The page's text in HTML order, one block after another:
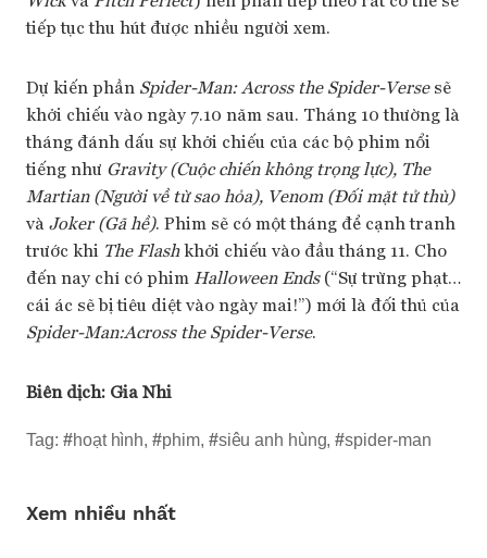
tiếp tục thu hút được nhiều người xem.
Dự kiến phần Spider-Man: Across the Spider-Versesẽ
khởi chiếu vào ngày 7.10 năm sau. Tháng 10 thường là
tháng đánh dấu sự khởi chiếu của các bộ phim nổi
tiếng như Gravity (Cuộc chiến không trọng lực), The
Martian (Người về từ sao hỏa), Venom (Đối mặt tử thù)
và Joker (Gã hề). Phim sẽ có một tháng để cạnh tranh
trước khi The Flashkhởi chiếu vào đầu tháng 11. Cho
đến nay chỉ có phim Halloween Ends(“Sự trừng phạt…
cái ác sẽ bị tiêu diệt vào ngày mai!”) mới là đối thủ của
Spider-Man:Across the Spider-Verse.
Biên dịch: Gia Nhi
Tag: #hoạt hình,#phim, #siêu anh hùng,#spider-man
Xem nhiều nhất